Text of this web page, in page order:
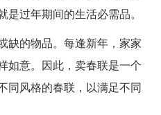
过年期间的生活必需品。
缺的物品。每逢新年，家家
如意。因此，卖春联是一个
同风格的春联，以满足不同